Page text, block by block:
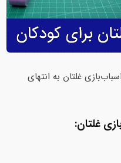
غلتان به انتهای
غلتان: